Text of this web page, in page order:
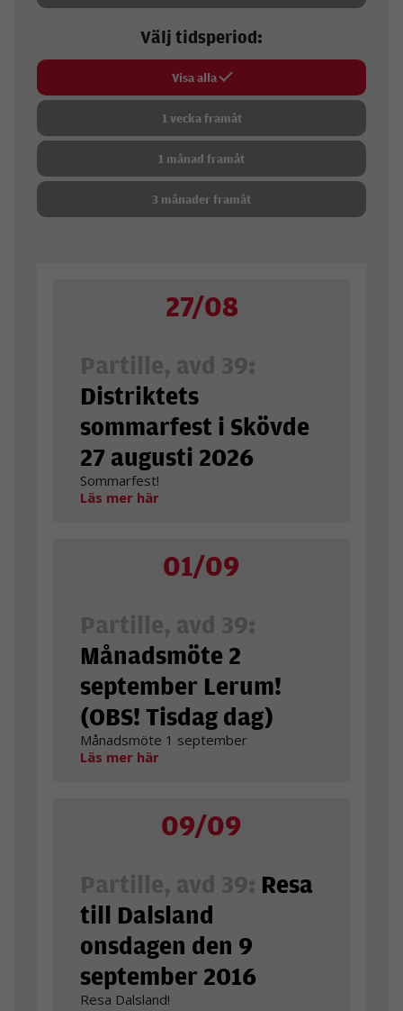
Välj tidsperiod:
Visa alla
1 vecka framåt
1 månad framåt
3 månader framåt
27/08
Partille, avd 39:
Distriktets
sommarfest i Skövde
27 augusti 2026
Sommarfest!
Läs mer här
01/09
Partille, avd 39:
Månadsmöte 2
september Lerum!
(OBS! Tisdag dag)
Månadsmöte 1 september
Läs mer här
09/09
Partille, avd 39: Resa
till Dalsland
onsdagen den 9
september 2016
Resa Dalsland!